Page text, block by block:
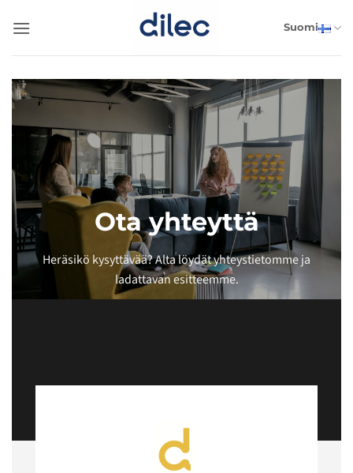
Suomi
Ota yhteyttä
Heräsikö kysyttävää? Alta löydät yhteystietomme ja
ladattavan esitteemme.